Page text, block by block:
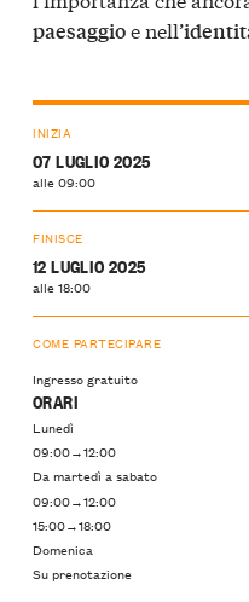
paesaggioe nell’
INIZIA
07 LUGLIO 2025
alle 09:00
FINISCE
12 LUGLIO 2025
alle 18:00
COME PARTECIPARE
Ingresso gratuito
ORARI
Lunedì
09:00→12:00
Da martedì a sabato
09:00→12:00
15:00→18:00
Domenica
Su prenotazione